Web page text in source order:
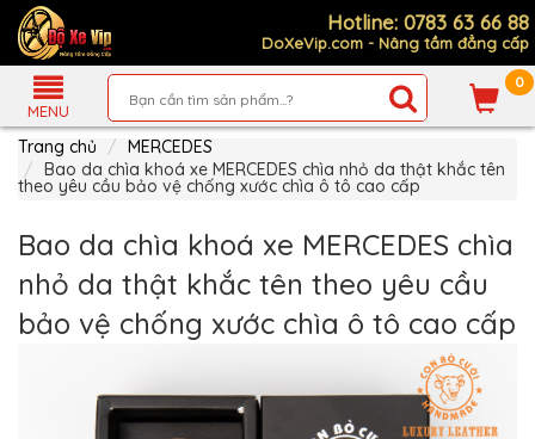
Hotline: 0783 63 66 88
DoXeVip.com - Nâng tầm đẳng cấp
MENU
0
Giới
Thiệu
Sản
Phẩm
Mua
Chính
Sách
Thanh
Trang chủ
MERCEDES
Bao da chìa khoá xe MERCEDES chìa nhỏ da thật khắc tên
theo yêu cầu bảo vệ chống xước chìa ô tô cao cấp
Bao da chìa khoá xe MERCEDES chìa
nhỏ da thật khắc tên theo yêu cầu
bảo vệ chống xước chìa ô tô cao cấp